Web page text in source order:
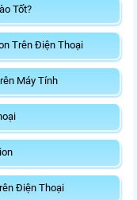
Tốt?
Trên Điện Thoại
Máy Tính
Điện Thoại